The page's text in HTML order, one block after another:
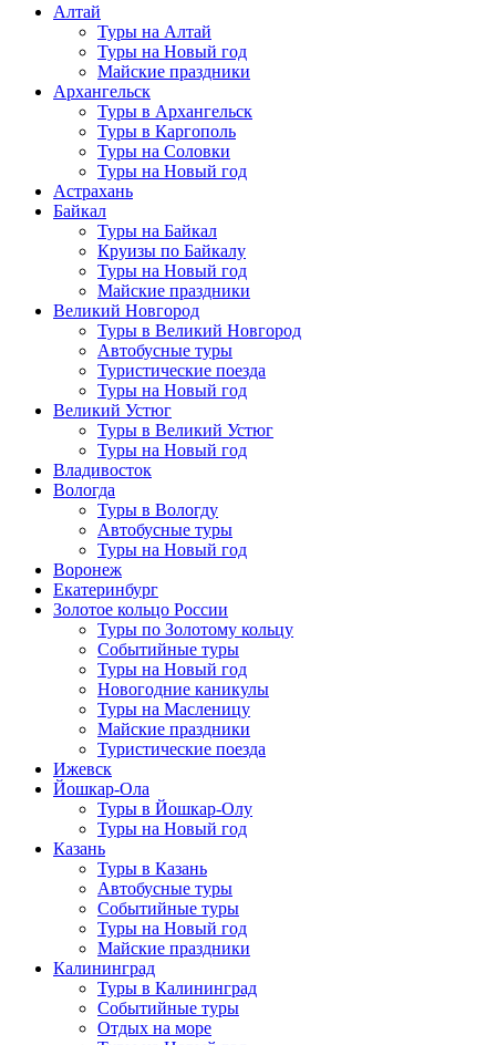
Алтай
Туры на Алтай
Туры на Новый год
Майские праздники
Архангельск
Туры в Архангельск
Туры в Каргополь
Туры на Соловки
Туры на Новый год
Астрахань
Байкал
Туры на Байкал
Круизы по Байкалу
Туры на Новый год
Майские праздники
Великий Новгород
Туры в Великий Новгород
Автобусные туры
Туристические поезда
Туры на Новый год
Великий Устюг
Туры в Великий Устюг
Туры на Новый год
Владивосток
Вологда
Туры в Вологду
Автобусные туры
Туры на Новый год
Воронеж
Екатеринбург
Золотое кольцо России
Туры по Золотому кольцу
Событийные туры
Туры на Новый год
Новогодние каникулы
Туры на Масленицу
Майские праздники
Туристические поезда
Ижевск
Йошкар-Ола
Туры в Йошкар-Олу
Туры на Новый год
Казань
Туры в Казань
Автобусные туры
Событийные туры
Туры на Новый год
Майские праздники
Калининград
Туры в Калининград
Событийные туры
Отдых на море